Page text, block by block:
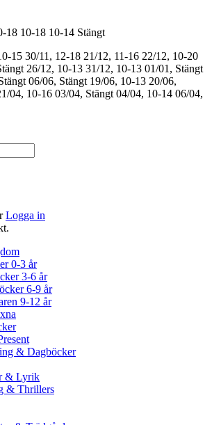
18 10-18 10-14 Stängt
15 30/11, 12-18 21/12, 11-16 22/12, 10-20
26/12, 10-13 31/12, 10-13 01/01, Stängt
06/06, Stängt 19/06, 10-13 20/06,
04, 10-16 03/04, Stängt 04/04, 10-14 06/04,
Logga in
0-3 år
3-6 år
6-9 år
9-12 år
& Dagböcker
& Lyrik
& Thrillers